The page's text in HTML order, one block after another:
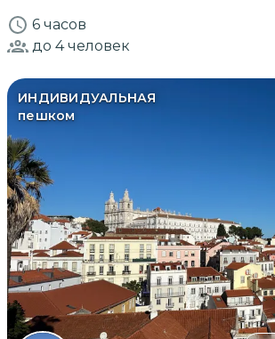
6 часов
до 4человек
ИНДИВИДУАЛЬНАЯ
пешком